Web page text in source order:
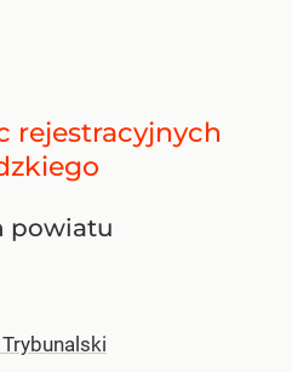
rejestracyjnych
powiatu